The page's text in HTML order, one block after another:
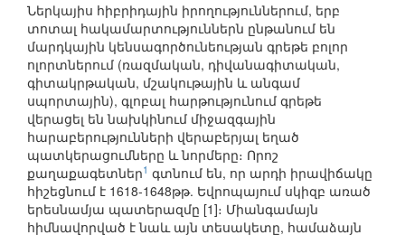
Ներկայիս հիբրիդային իրողություններում, երբ
տոտալ հակամարտություններն ընթանում են
մարդկային կենսագործունեության գրեթե բոլոր
ոլորտներում (ռազմական, դիվանագիտական,
գիտակրթական, մշակութային և անգամ
սպորտային), գլոբալ հարթությունում գրեթե
վերացել են նախկինում միջազգային
հարաբերությունների վերաբերյալ եղած
պատկերացումները և նորմերը։ Որոշ
քաղաքագետներ1 գտնում են, որ արդի իրավիճակը
հիշեցնում է 1618-1648թթ. Եվրոպայում սկիզբ առած
երեսնամյա պատերազմը [1]։ Միանգամայն
հիմնավորված է նաև այն տեսակետը, համաձայն